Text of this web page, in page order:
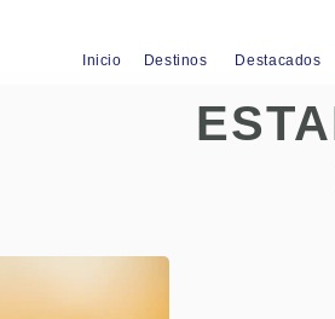
Inicio Destinos Destacados